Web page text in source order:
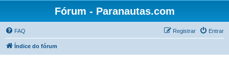
Fórum - Paranautas.com
FAQ Entrar
Registrar
Índice do fórum